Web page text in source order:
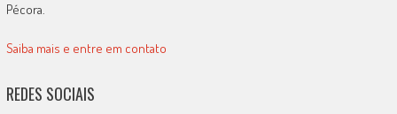
Pécora.
Saiba mais e entre em contato
REDES SOCIAIS